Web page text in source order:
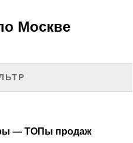
Москве
— ТОПы продаж